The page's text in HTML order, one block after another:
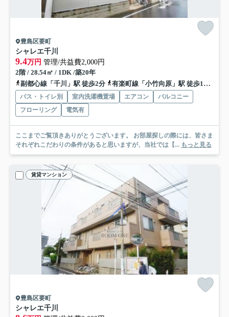
豊島区要町
シャレエ千川
9.4万円 管理/共益費2,000円
2階 / 28.54㎡ / 1DK /築20年
副都心線「千川」駅 徒歩2分
有楽町線「小竹向原」駅 徒歩13分
バス・トイレ別 室内洗濯機置場 エアコン
バルコニー
フローリング
電気有
ここまでご覧頂きありがとうございます。 お部屋探しの際には、皆さま
それぞれこだわりの条件があると思いますが、当社では【... もっと見る
賃貸マンション
豊島区要町
シャレエ千川